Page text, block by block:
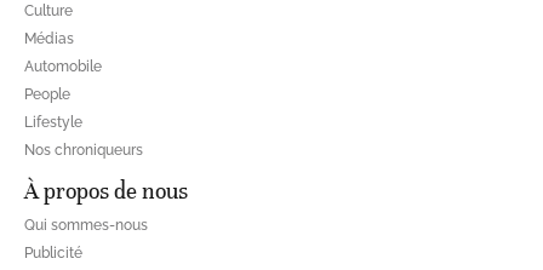
Culture
Médias
Automobile
People
Lifestyle
Nos chroniqueurs
À propos de nous
Qui sommes-nous
Publicité